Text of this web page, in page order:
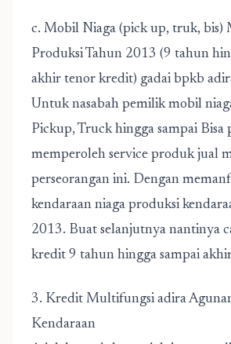
c. Mobil Niaga (pick up, truk, bis)
Produksi Tahun 2013 (9 tahun
akhir tenor kredit) gadai bpkb
Untuk nasabah pemilik mobil
Pickup, Truck hingga sampai Bisa
memperoleh service produk jual
perseorangan ini. Dengan
kendaraan niaga produksi
2013. Buat selanjutnya nantinya
kredit 9 tahun hingga sampai
3. Kredit Multifungsi adira
Kendaraan